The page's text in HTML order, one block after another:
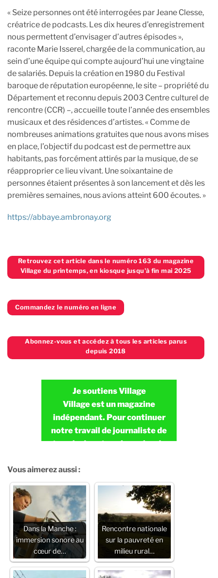
« Seize personnes ont été interrogées par Jeane Clesse,
créatrice de podcasts. Les dix heures d’enregistrement
nous permettent d’envisager d’autres épisodes »,
raconte Marie Isserel, chargée de la communication, au
sein d’une équipe qui compte aujourd’hui une vingtaine
de salariés. Depuis la création en 1980 du Festival
baroque de réputation européenne, le site – propriété du
Département et reconnu depuis 2003 Centre culturel de
rencontre (CCR) –, accueille toute l’année des ensembles
musicaux et des résidences d’artistes. « Comme de
nombreuses animations gratuites que nous avons mises
en place, l’objectif du podcast est de permettre aux
habitants, pas forcément attirés par la musique, de se
réapproprier ce lieu vivant. Une soixantaine de
personnes étaient présentes à son lancement et dès les
premières semaines, nous avions atteint 600 écoutes. »
https://abbaye.ambronay.org
Retrouvez cet article dans le numéro 163 du magazine
Village du printemps, en kiosque jusqu'à fin mai 2025
Commandez le numéro en ligne
Abonnez-vous et accédez à tous les articles parus
depuis 2018
Je soutiens Village
Village est un magazine
indépendant. Pour continuer
notre travail de journaliste de
terrain dans tous les coins de
nous avons besoin de vous.
JE FAIS UN DON
Vous aimerez aussi :
Dans la Manche :
immersion sonore au
cœur de…
Rencontre nationale
sur la pauvreté en
milieu rural…